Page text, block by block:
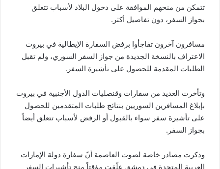
تتمكن من منحهم الموافقة على دخول البلاد لأسباب تتعلق
بجواز السفر، دون تفاصيل أكثر.
مسافرون آخرون تفاجأوا برفض السفارة الإيطالية في بيروت
الاعتراف بالنسخة الجديدة من جواز السفر السوري، ولم تقبل
الطلبات المقدمة للحصول على تأشيرة السفر.
وتأخرت العديد من سفارات وقنصليات الدول الأجنبية في بيروت
بإبلاغ المسافرين السوريين بنتائج طلبات المتقدمين للحصول
على تأشيرة سفر سواء بالقبول أو الرفض لأسباب تتعلق أيضاً
بجواز السفر.
وذكرت مصادر خاصة لصوت العاصمة أنّ سفارة دولة الإمارات
العربية المتحدة في دمشق علّقت مؤقتاً منح تأشيرات السفر